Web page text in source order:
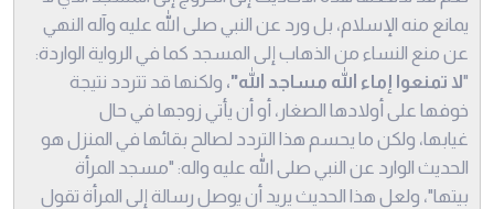
يمانع منه الإسلام، بل ورد عن النبي صلى الله عليه وآله النهي
عن منع النساء من الذهاب إلى المسجد كما في الرواية الواردة:
"لا تمنعوا إماء الله مساجد الله"، ولكنها قد تتردد نتيجة
خوفها على أولادها الصغار، أو أن يأتي زوجها في حال
غيابها، ولكن ما يحسم هذا التردد لصالح بقائها في المنزل هو
الحديث الوارد عن النبي صلى الله عليه واله: "مسجد المرأة
بيتها"، ولعل هذا الحديث يريد أن يوصل رسالة إلى المرأة تقول